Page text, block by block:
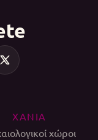
ΧΑΝΙΑ
χώροι